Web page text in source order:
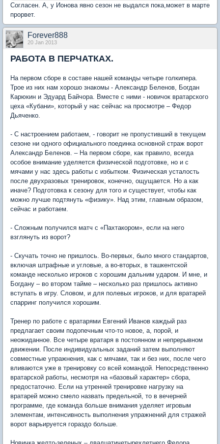
Согласен. А, у Ионова явно сезон не выдался пока,может в марте
прорвет.
Forever888
20 Jan 2013
РАБОТА В ПЕРЧАТКАХ.
На первом сборе в составе нашей команды четыре голкипера.
Трое из них нам хорошо знакомы - Александр Беленов, Богдан
Карюкин и Эдуард Байчора. Вместе с ними - новичок вратарского
цеха «Кубани», который у нас сейчас на просмотре – Федор
Дьяченко.
- С настроением работаем, - говорит не пропустивший в текущем
сезоне ни одного официального поединка основной страж ворот
Александр Беленов. – На первом сборе, как правило, всегда
особое внимание уделяется физической подготовке, но и с
мячами у нас здесь работы с избытком. Физическая усталость
после двухразовых тренировок, конечно, ощущается. Но а как
иначе? Подготовка к сезону для того и существует, чтобы как
можно лучше подтянуть «физику». Над этим, главным образом,
сейчас и работаем.
- Сложным получился матч с «Пахтакором», если на него
взглянуть из ворот?
- Скучать точно не пришлось. Во-первых, было много стандартов,
включая штрафные и угловые, а во-вторых, в ташкентской
команде несколько игроков с хорошим дальним ударом. И мне, и
Богдану – во втором тайме – несколько раз пришлось активно
вступать в игру. Словом, и для полевых игроков, и для вратарей
спарринг получился хорошим.
Тренер по работе с вратарями Евгений Иванов каждый раз
предлагает своим подопечным что-то новое, а, порой, и
неожиданное. Все четыре вратаря в постоянном и непрерывном
движении. После индивидуальных заданий затем выполняют
совместные упражнения, как с мячами, так и без них, после чего
вливаются уже в тренировку со всей командой. Непосредственно
вратарской работы, несмотря на «базовый характер» сбора,
предостаточно. Если на утренней тренировке нагрузку на
вратарей можно смело назвать предельной, то в вечерней
программе, где команда больше внимания уделяет игровым
элементам, интенсивность выполнения упражнений для стражей
ворот варьируется гораздо больше.